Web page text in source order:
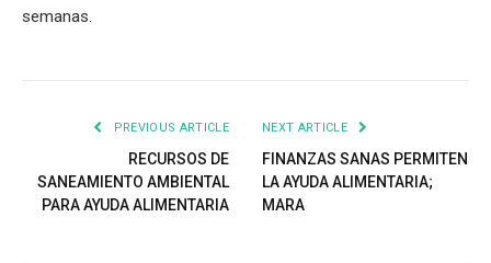
semanas.
PREVIOUS ARTICLE
RECURSOS DE
SANEAMIENTO AMBIENTAL
PARA AYUDA ALIMENTARIA
NEXT ARTICLE
FINANZAS SANAS PERMITEN
LA AYUDA ALIMENTARIA;
MARA